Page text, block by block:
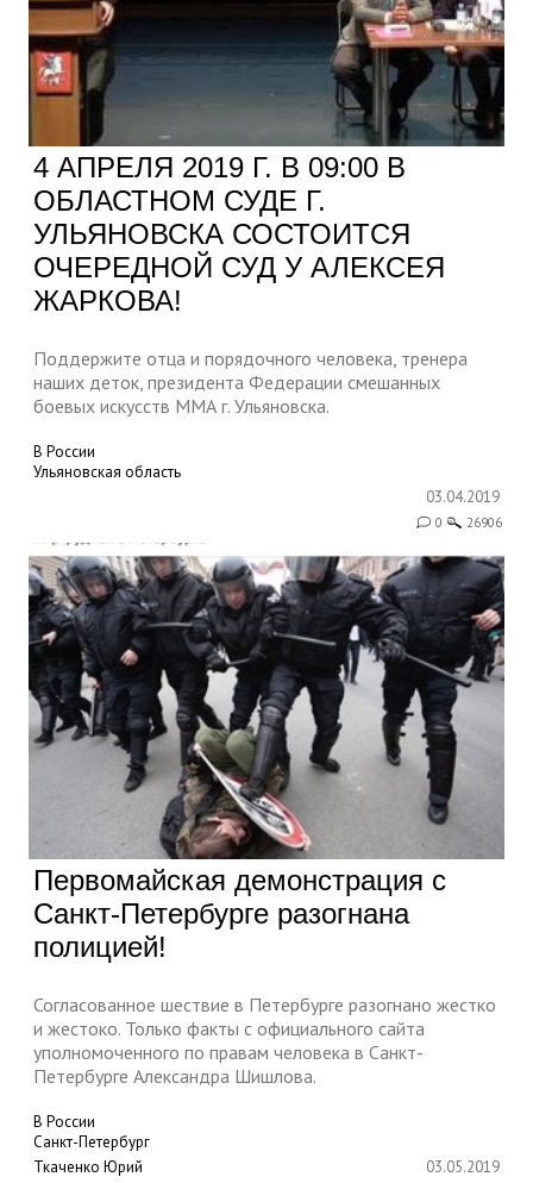
4 АПРЕЛЯ 2019 Г. В 09:00 В
ОБЛАСТНОМ СУДЕ Г.
УЛЬЯНОВСКА СОСТОИТСЯ
ОЧЕРЕДНОЙ СУД У АЛЕКСЕЯ
ЖАРКОВА!
Поддержите отца и порядочного человека, тренера
наших деток, президента Федерации смешанных
боевых искусств ММА г. Ульяновска.
В России
Ульяновская область
03.04.2019
0 26906
Первомайская демонстрация с
Санкт-Петербурге разогнана
полицией!
Согласованное шествие в Петербурге разогнано жестко
и жестоко. Только факты с официального сайта
уполномоченного по правам человека в Санкт-
Петербурге Александра Шишлова.
В России
Санкт-Петербург
Ткаченко Юрий
03.05.2019